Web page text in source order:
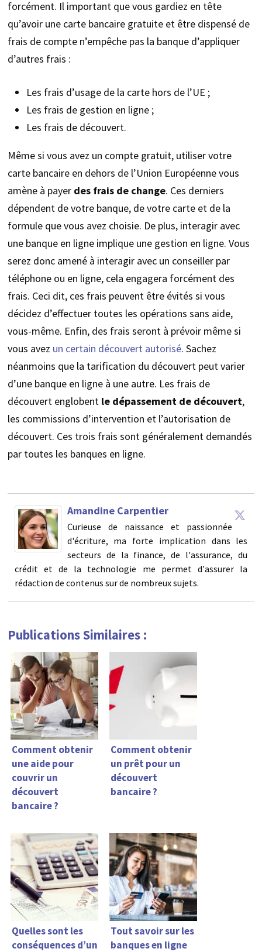
forcément. Il important que vous gardiez en tête
qu’avoir une carte bancaire gratuite et être dispensé de
frais de compte n’empêche pas la banque d’appliquer
d’autres frais :
Les frais d’usage de la carte hors de l’UE ;
Les frais de gestion en ligne ;
Les frais de découvert.
Même si vous avez un compte gratuit, utiliser votre
carte bancaire en dehors de l’Union Européenne vous
amène à payer des frais de change. Ces derniers
dépendent de votre banque, de votre carte et de la
formule que vous avez choisie. De plus, interagir avec
une banque en ligne implique une gestion en ligne. Vous
serez donc amené à interagir avec un conseiller par
téléphone ou en ligne, cela engagera forcément des
frais. Ceci dit, ces frais peuvent être évités si vous
décidez d’effectuer toutes les opérations sans aide,
vous-même. Enfin, des frais seront à prévoir même si
vous avez un certain découvert autorisé. Sachez
néanmoins que la tarification du découvert peut varier
d’une banque en ligne à une autre. Les frais de
découvert englobent le dépassement de découvert,
les commissions d’intervention et l’autorisation de
découvert. Ces trois frais sont généralement demandés
par toutes les banques en ligne.
Amandine Carpentier
Curieuse de naissance et passionnée
d'écriture, ma forte implication dans les
secteurs de la finance, de l'assurance, du
crédit et de la technologie me permet d'assurer la
rédaction de contenus sur de nombreux sujets.
Publications Similaires :
Comment obtenir
une aide pour
couvrir un
découvert
bancaire ?
Comment obtenir
un prêt pour un
découvert
bancaire ?
Quelles sont les
conséquences d’un
Tout savoir sur les
banques en ligne